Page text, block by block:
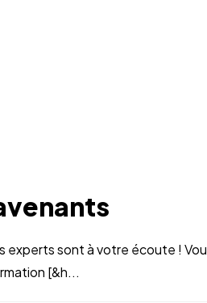
sont à votre écoute !
[&h...